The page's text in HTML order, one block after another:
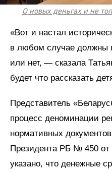
О новых деньгах и не
«Вот и настал
в любом случае должны
или нет, — сказала
будет что рассказать
Представитель
процесс деноминации
нормативных
Президента РБ № 450 от
указано, что денежные